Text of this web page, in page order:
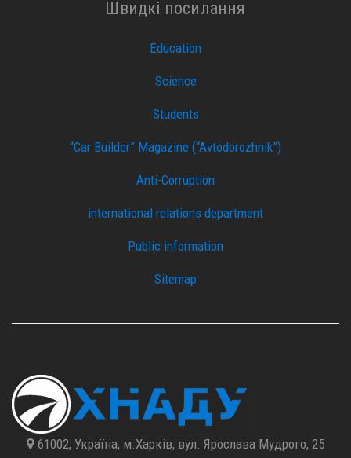
Швидкі посилання
Education
Science
Students
“Car Builder” Magazine (“Avtodorozhnik”)
Anti-Corruption
international relations department
Public information
Sitemap
61002, Україна, м.Харків, вул. Ярослава Мудрого, 25